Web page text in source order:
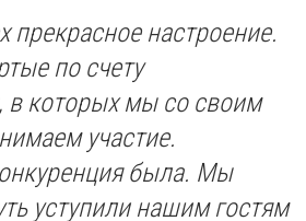
прекрасное настроение.
по счету
в которых мы со своим
участие.
была. Мы
уступили нашим гостям